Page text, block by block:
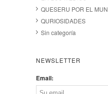
QUESERU POR EL
QURIOSIDADES
Sin categoría
NEWSLETTER
Email: